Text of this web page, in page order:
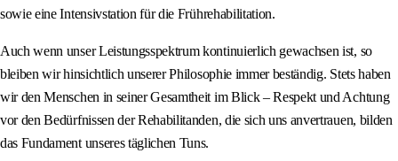
sowie eine Intensivstation für die Frührehabilitation.
Auch wenn unser Leistungsspektrum kontinuierlich gewachsen ist, so
bleiben wir hinsichtlich unserer Philosophie immer beständig. Stets haben
wir den Menschen in seiner Gesamtheit im Blick – Respekt und Achtung
vor den Bedürfnissen der Rehabilitanden, die sich uns anvertrauen, bilden
das Fundament unseres täglichen Tuns.